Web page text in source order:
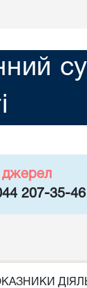
джерел
207-35-46